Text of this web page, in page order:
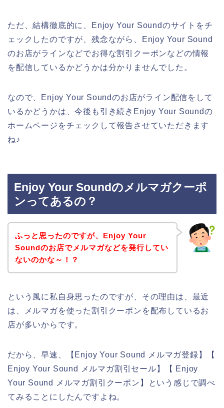
ただ、結構徹底的に、Enjoy Your Soundのサイトをチ
ェックしたのですが、残念ながら、Enjoy Your Sound
のお店がラインなどでお得な割引クーポンなどの情報
を配信しているかどうかは分かりませんでした。
なので、Enjoy Your Soundのお店がライン配信をして
いるかどうかは、今後も引き続きEnjoy Your Soundの
ホームページをチェックして報告させていただきます
ね♪
Enjoy Your Soundのメルマガクーポ
ンってあるの？
ふっと思ったのですが、Enjoy Your
Soundのお店でメルマガなどを発行してい
ないのかな～！？
という風に私自身思ったのですが、その理由は、最近
は、メルマガを使った割引クーポンを配布しているお
店が多いからです。
だから、早速、【Enjoy Your Sound メルマガ登録】【
Enjoy Your Sound メルマガ割引セール】【 Enjoy
Your Sound メルマガ割引クーポン】という感じで調べ
てみることにしたんですよね。